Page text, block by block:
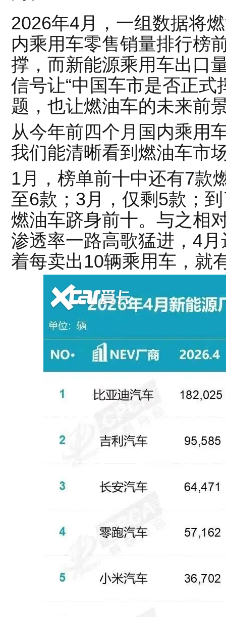
2026年4月，一组数据将
内乘用车零售销量排行榜
撑，而新能源乘用车出口
信号让“中国车市是否正式
题，也让燃油车的未来前
从今年前四个月国内乘用
我们能清晰看到燃油车市
1月，榜单前十中还有7款
至6款；3月，仅剩5款；
燃油车跻身前十。与之相
渗透率一路高歌猛进，4
着每卖出10辆乘用车，就